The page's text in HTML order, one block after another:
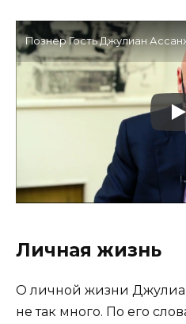
Познер Гость Джулиан
Личная жизнь
О личной жизни
не так много. По его